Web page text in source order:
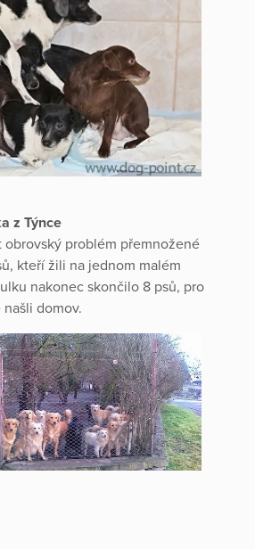
z Týnce
obrovský problém přemnožené
kteří žili na jednom malém
nakonec skončilo 8 psů, pro
domov.